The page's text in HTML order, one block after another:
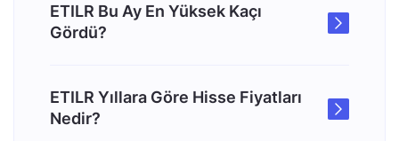
ETILR Bu Ay En Yüksek Kaçı
Gördü?
ETILR Yıllara Göre Hisse Fiyatları
Nedir?